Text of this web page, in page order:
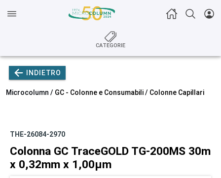
CATEGORIE
INDIETRO
Microcolumn / GC - Colonne e Consumabili/ Colonne Capillari
THE-26084-2970
Colonna GC TraceGOLD TG-200MS 30m
x 0,32mm x 1,00µm